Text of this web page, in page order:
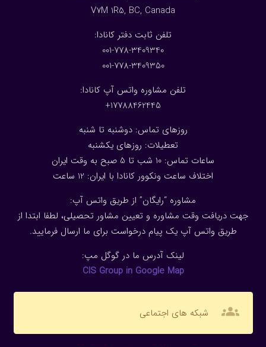
V7M 1R5, BC, Canada
:تلفن ثابت دفتر کانادا
001-778-3409340
001-778-3409350
تلفن مشاوره واتس آپ کانادا:
17788462445+
روزهای تماس: دوشنبه تا شنبه
تعطیلات: روزهای یکشنبه
ساعات تماس: 10 شب تا 5 صبح به وقت ایران
اختلاف ساعت ونکوور کانادا با ایران: 1 2 ساعت
مشاوره “رایگان” از طریق واتس آپ:
جهت دریافت وقت مشاوره و تعیین مشاور تحصیلی، لطفا ابتدا از
طریق واتس آپ یک پیام درخواست برای ما ارسال فرمایید.
لینک آدرس ما در گوگل مپ:
CIS Group in Google Map
groups شبکه های اجتماعی